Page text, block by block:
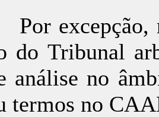
Por
do Tribunal
análise no
termos no